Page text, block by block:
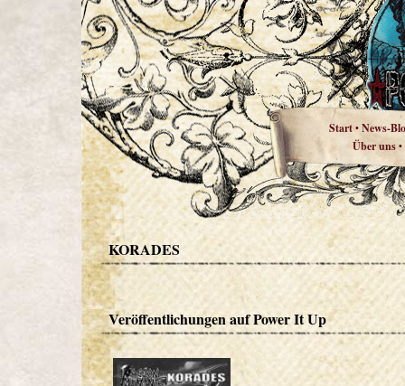
Start•News-
Über uns•
KORADES
Veröffentlichungen auf Power It Up